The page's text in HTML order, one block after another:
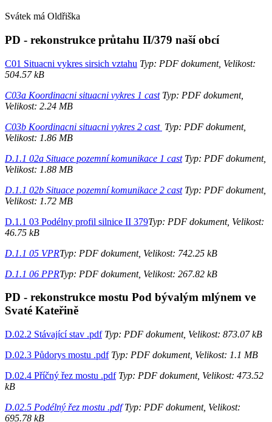
Svátek má Oldřiška
PD - rekonstrukce průtahu II/379 naší obcí
C01 Situacni vykres sirsich vztahu Typ: PDF dokument, Velikost:
504.57 kB
C03a Koordinacni situacni vykres 1 castTyp: PDF dokument,
Velikost: 2.24 MB
C03b Koordinacni situacni vykres 2 cast Typ: PDF dokument,
Velikost: 1.86 MB
D.1.1 02a Situace pozemní komunikace 1 castTyp: PDF dokument,
Velikost: 1.88 MB
D.1.1 02b Situace pozemní komunikace 2 castTyp: PDF dokument,
Velikost: 1.72 MB
D.1.1 03 Podélny profil silnice II 379Typ: PDF dokument, Velikost:
46.75 kB
D.1.1 05 VPRTyp: PDF dokument, Velikost: 742.25 kB
D.1.1 06 PPRTyp: PDF dokument, Velikost: 267.82 kB
PD - rekonstrukce mostu Pod bývalým mlýnem ve
Svaté Kateřině
D.02.2 Stávající stav .pdfTyp: PDF dokument, Velikost: 873.07 kB
D.02.3 Půdorys mostu .pdfTyp: PDF dokument, Velikost: 1.1 MB
D.02.4 Příčný řez mostu .pdfTyp: PDF dokument, Velikost: 473.52
kB
D.02.5 Podélný řez mostu .pdfTyp: PDF dokument, Velikost:
695.78 kB